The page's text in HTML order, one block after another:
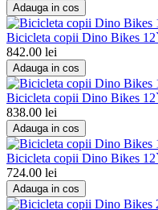
Adauga in cos
Bicicleta copii Dino Bikes
842.00 lei
Adauga in cos
Bicicleta copii Dino Bikes
838.00 lei
Adauga in cos
Bicicleta copii Dino Bikes
724.00 lei
Adauga in cos